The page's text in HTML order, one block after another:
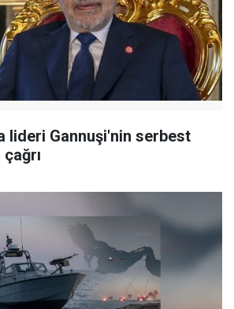
lideri Gannuşi'nin serbest
çağrı